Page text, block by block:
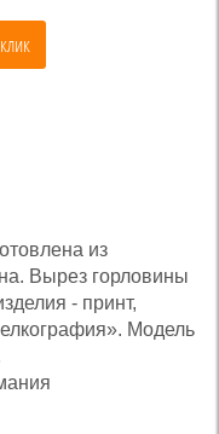
из
Вырез горловины
- принт,
Модель